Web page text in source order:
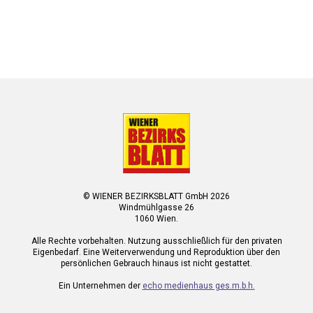
© WIENER BEZIRKSBLATT GmbH 2026
Windmühlgasse 26
1060 Wien.
Alle Rechte vorbehalten. Nutzung ausschließlich für den privaten
Eigenbedarf. Eine Weiterverwendung und Reproduktion über den
persönlichen Gebrauch hinaus ist nicht gestattet.
Ein Unternehmen der echo medienhaus ges.m.b.h.